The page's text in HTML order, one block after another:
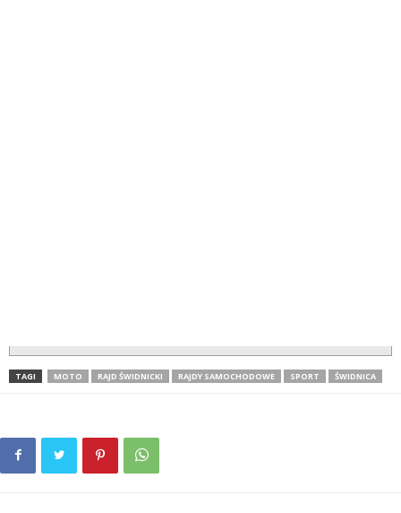
TAGI MOTO RAJD ŚWIDNICKI RAJDY SAMOCHODOWE SPORT ŚWIDNICA